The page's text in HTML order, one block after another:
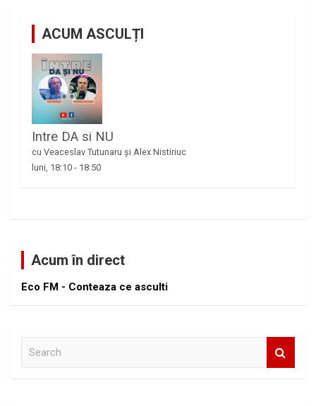
ACUM ASCULȚI
Intre DA si NU
cu Veaceslav Tutunaru și Alex Nistiriuc
luni, 18:10 - 18:50
Acum în direct
Eco FM - Conteaza ce asculti